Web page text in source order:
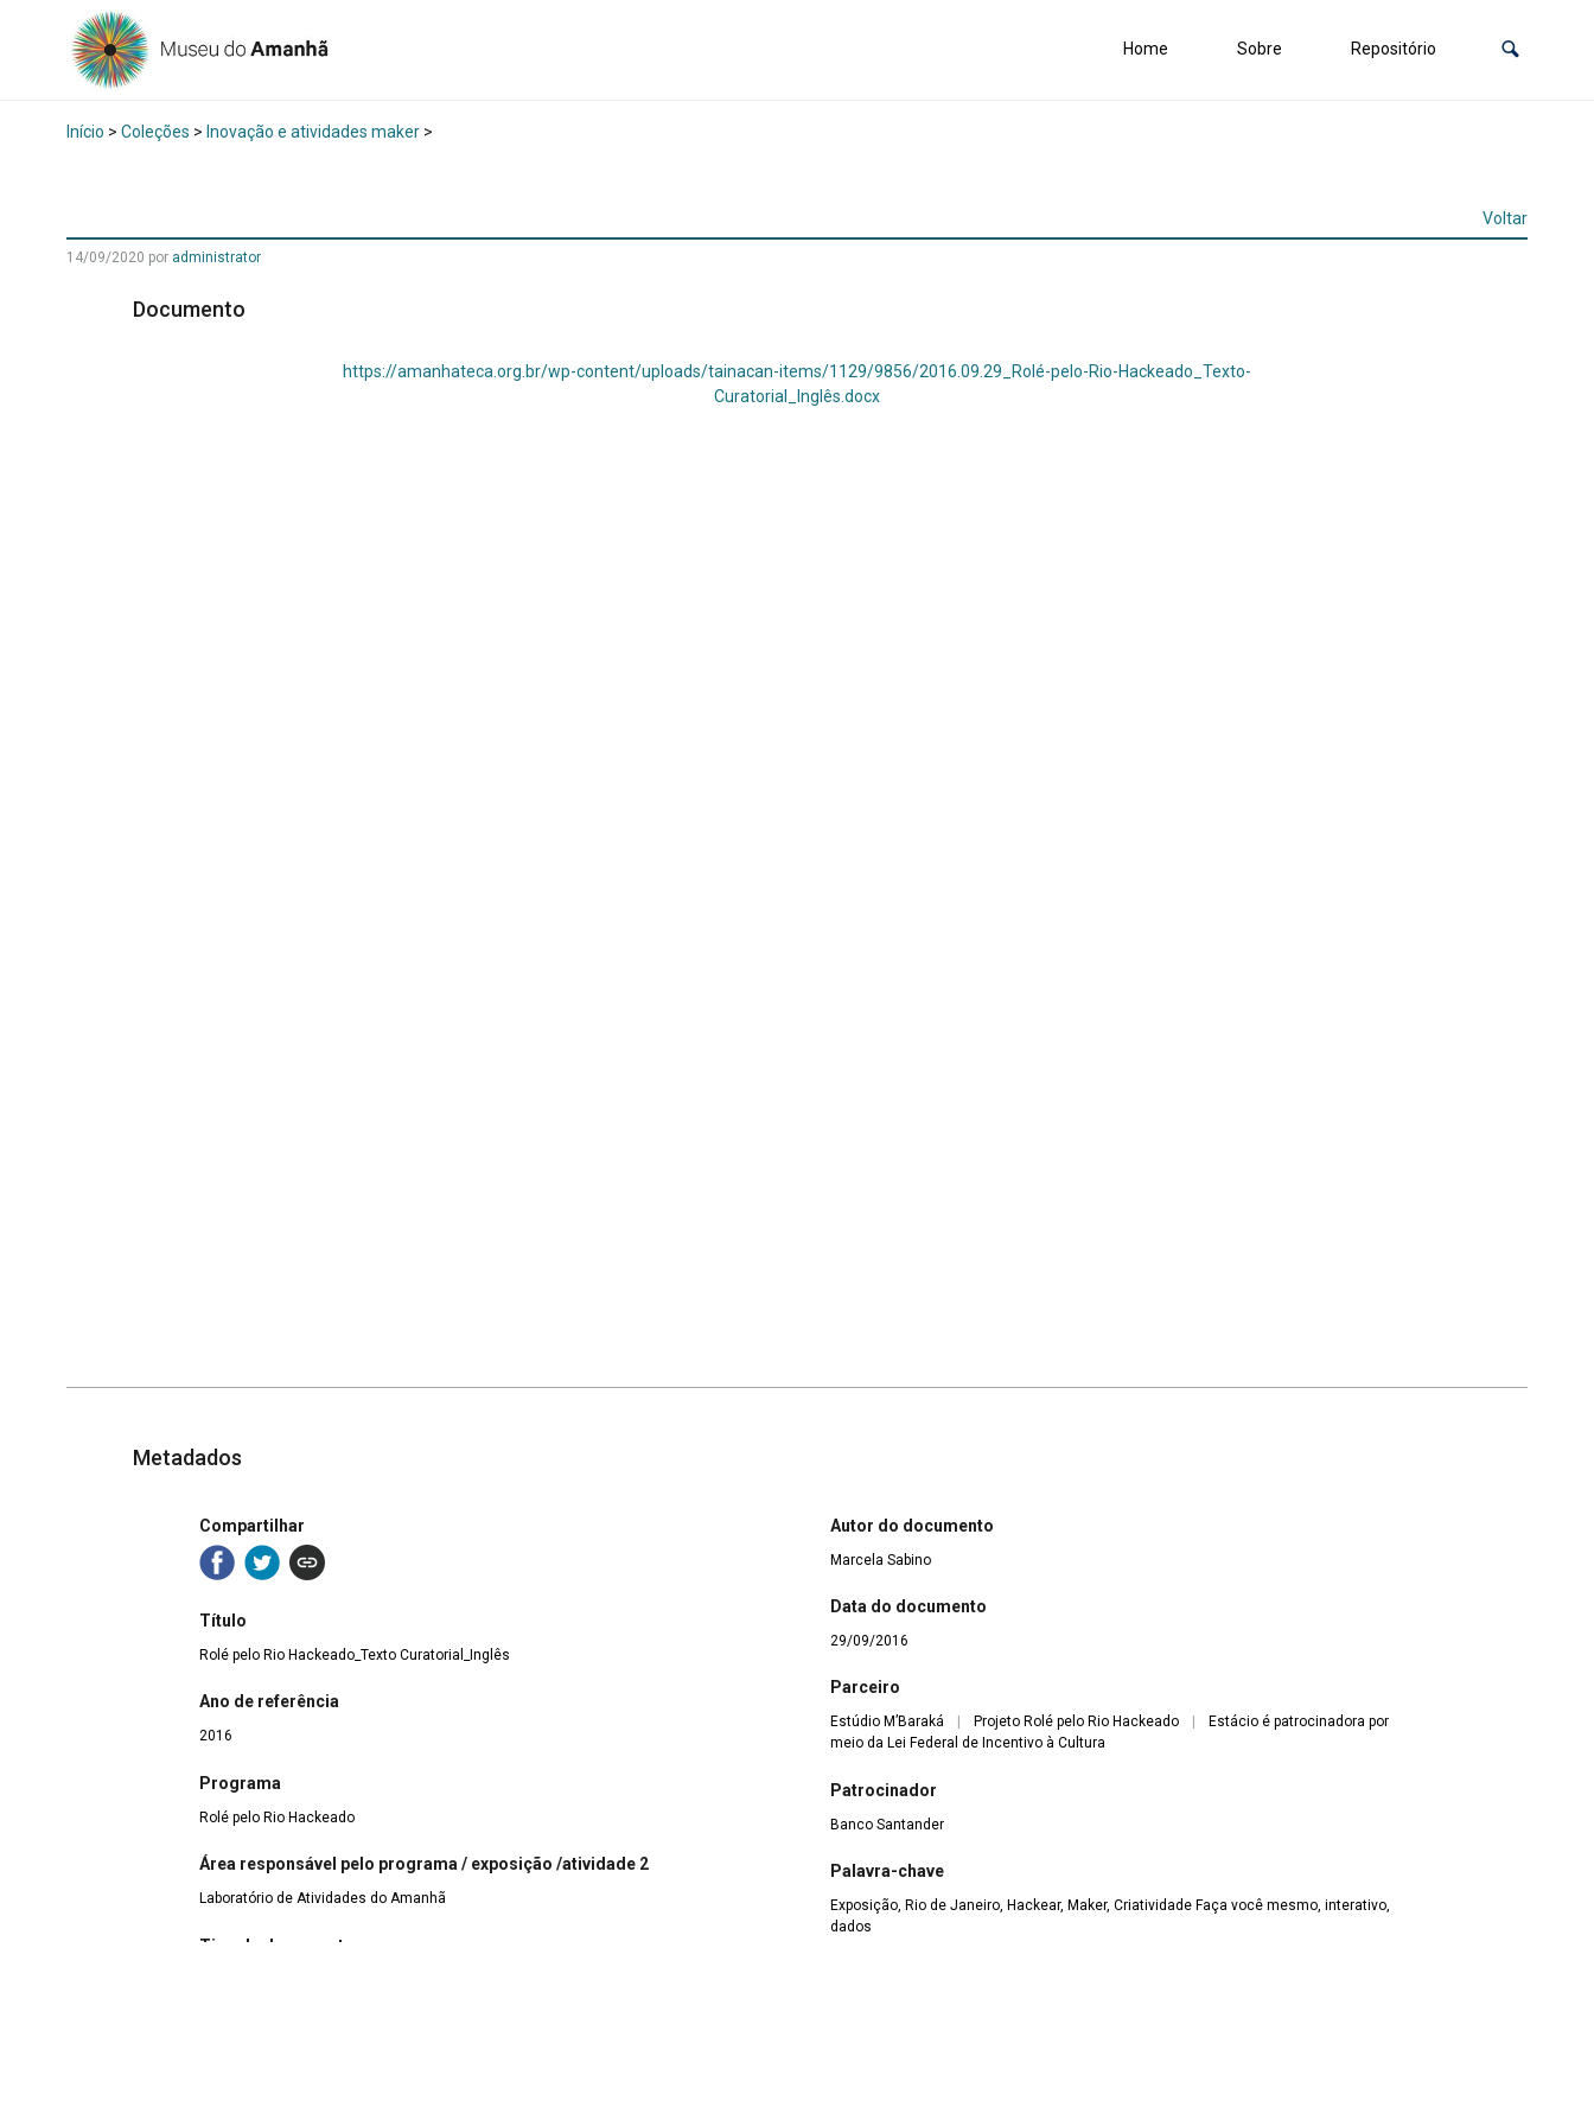
Home Sobre Repositório
Início > Coleções > Inovação e atividades maker >
Voltar
14/09/2020 por administrator
Documento
https://amanhateca.org.br/wp-content/uploads/tainacan-items/1129/9856/2016.09.29_Rolé-pelo-Rio-Hackeado_Texto-
Curatorial_Inglês.docx
Metadados
Compartilhar
Título
Rolé pelo Rio Hackeado_Texto Curatorial_Inglês
Ano de referência
2016
Programa
Rolé pelo Rio Hackeado
Área responsável pelo programa / exposição /atividade 2
Laboratório de Atividades do Amanhã
Tipo de documento
Autor do documento
Marcela Sabino
Data do documento
29/09/2016
Parceiro
Estúdio M’Baraká Projeto Rolé pelo Rio Hackeado
Estácio é patrocinadora por
meio da Lei Federal de Incentivo à Cultura
Patrocinador
Banco Santander
Palavra-chave
Exposição, Rio de Janeiro, Hackear, Maker, Criatividade Faça você mesmo, interativo,
dados